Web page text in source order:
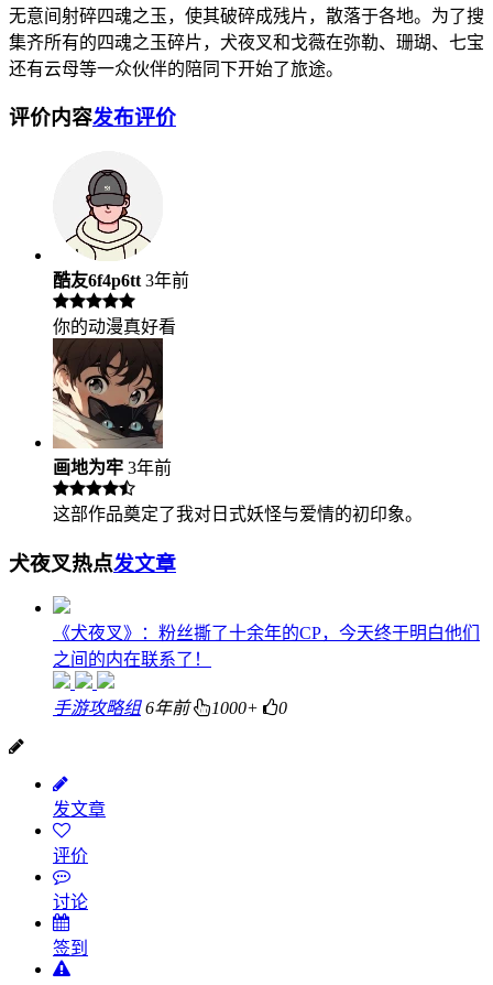
无意间射碎四魂之玉，使其破碎成残片，散落于各地。为了搜
集齐所有的四魂之玉碎片，犬夜叉和戈薇在弥勒、珊瑚、七宝
还有云母等一众伙伴的陪同下开始了旅途。
评价内容发布评价
酷友6f4p6tt 3年前
你的动漫真好看
画地为牢 3年前
这部作品奠定了我对日式妖怪与爱情的初印象。
犬夜叉热点发文章
《犬夜叉》：粉丝撕了十余年的CP，今天终于明白他们
之间的内在联系了！
手游攻略组 6年前 1000+ 0
发文章
评价
讨论
签到